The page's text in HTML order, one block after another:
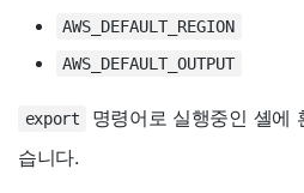
AWS_DEFAULT_REGION
AWS_DEFAULT_OUTPUT
export
명령어로 실행중인 셸에
습니다.